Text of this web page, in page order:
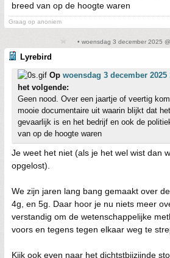
breed van op de hoogte waren
Graag op anoniem
• woensdag 3 december 2025
Lyrebird
Op woensdag 3 december 2025
het volgende:
Geen nood. Over een jaartje of veertig
mooie documentaire uit waarin blijkt dat
gevaarlijk is en het bedrijf en ook de
van op de hoogte waren
Je weet het niet (als je het wel wist dan
opgelost).
We zijn jaren lang bang gemaakt over
4g, en 5g. Daar hoor je nu niets meer
verstandig om de wetenschappelijke
voors en tegens tegen elkaar weg te
Kijk ook even naar het dichtstbijzijnde